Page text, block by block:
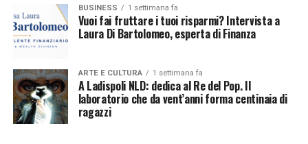
sinergia sincera. Ringrazio il GAR, il GATC, il dottor
Flavio Enei, i volontari, i docenti e tutte le scuole che
partecipano con entusiasmo.
Investire nella formazione culturale dei nostri ragazzi
significa investire nel futuro della nostra città.»
Ass.re Margherita Frappa
nella serata di ieri all’interno del suggestivo Borgo
Laudato Si’ diCastel Gandolfo. Al termine dell’evento,
Papa Leone XIVha impartito la propria benedizione al
violino della celebre violinista di origine ucraina e
naturalizzata italianaAnastasiya Petryshak
protagonista della serata sul palco al fianco del maestro
Andrea Bocelli.
BUSINESS 1 settimana fa
Vuoi fai fruttare i tuoi risparmi? Intervista a
Laura Di Bartolomeo, esperta di Finanza
ARTE E CULTURA 1 settimana fa
A Ladispoli NLD: dedica al Re del Pop. Il
laboratorio che da vent’anni forma centinaia di
ragazzi